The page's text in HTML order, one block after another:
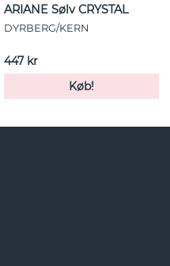
ARIANE Sølv CRYSTAL
DYRBERG/KERN
447 kr
Køb!